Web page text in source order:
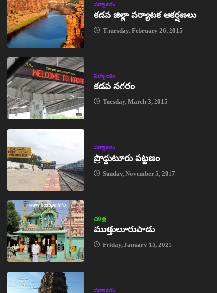
పర్యాటకం
కడప జిల్లా పర్యాటక ఆకర్షణలు
Thursday, February 26, 2015
పర్యాటకం
కడప నగరం
Tuesday, March 3, 2015
పర్యాటకం
ప్రొద్దుటూరు పట్టణం
Sunday, November 5, 2017
చరిత్ర
ముత్తులూరుపాడు
Friday, January 15, 2021
పర్యాటకం